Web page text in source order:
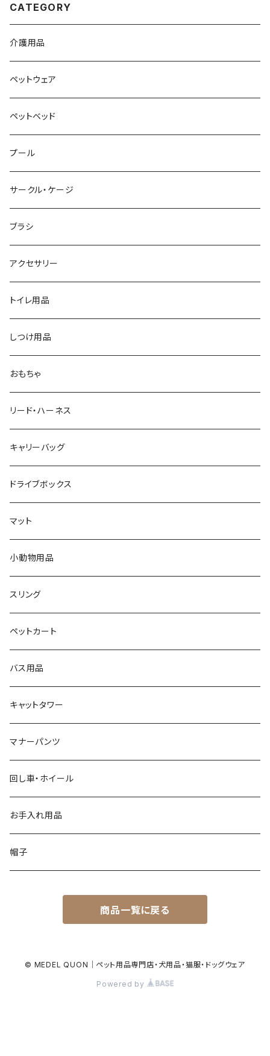
CATEGORY
介護用品
ペットウェア
ペットベッド
プール
サークル・ケージ
ブラシ
アクセサリー
トイレ用品
しつけ用品
おもちゃ
リード・ハーネス
キャリーバッグ
ドライブボックス
マット
小動物用品
スリング
ペットカート
バス用品
キャットタワー
マナーパンツ
回し車・ホイール
お手入れ用品
帽子
商品一覧に戻る
© MEDEL QUON｜ペット用品専門店・犬用品・猫服・ドッグウェア
Powered by